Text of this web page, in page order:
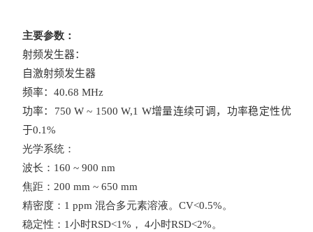
主要参数：
射频发生器：
自激射频发生器
频率： 40.68 MHz
功率： 750 W ~ 1500 W,1 W增量连续可调，功率稳定性优
于0.1%
光学系统：
波长： 160 ~ 900 nm
焦距： 200 mm ~ 650 mm
精密度： 1 ppm 混合多元素溶液。 CV<0.5%。
稳定性： 1小时RSD<1% ， 4小时RSD<2%。